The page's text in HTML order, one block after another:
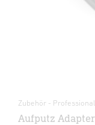
Zubehör -
Aufputz